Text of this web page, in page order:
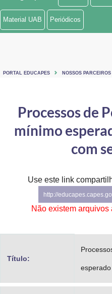
Ministério de Minas e Energia
Controladoria-Geral da União
Ministério da Mulher, da Família e dos
Secretaria de Governo
Gabinete de Segurança Institucional
Banco Central do Brasil
Material UAB Periódicos
PORTAL EDUCAPES NOSSOS PARCEIROS
Processos de
mínimo
com
Use este link
http://
Não existem arquivos
Título: